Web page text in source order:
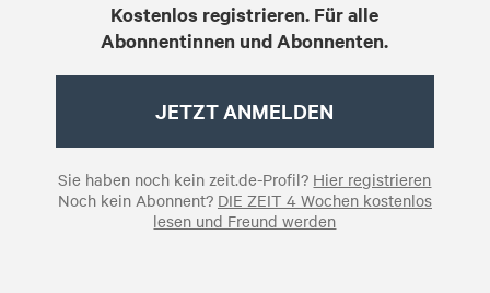
Kostenlos registrieren. Für alle
Abonnentinnen und Abonnenten.
JETZT ANMELDEN
Sie haben noch kein zeit.de-Profil? Hier registrieren
Noch kein Abonnent? DIE ZEIT 4 Wochen kostenlos
lesen und Freund werden